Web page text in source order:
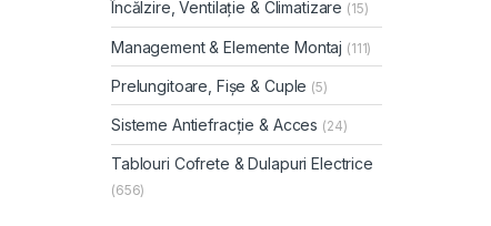
Încălzire, Ventilație & Climatizare (15)
Management & Elemente Montaj (111)
Prelungitoare, Fișe & Cuple (5)
Sisteme Antiefracție & Acces (24)
Tablouri Cofrete & Dulapuri Electrice
(656)